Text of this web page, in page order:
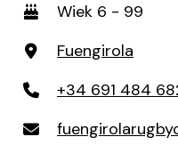
Wiek 6 - 99
Fuengirola
+34 691 484